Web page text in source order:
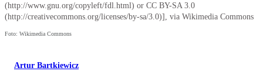
(http://www.gnu.org/copyleft/fdl.html) or CC BY-SA 3.0
(http://creativecommons.org/licenses/by-sa/3.0)], via Wikimedia Commons
Foto: Wikimedia Commons
Artur Bartkiewicz